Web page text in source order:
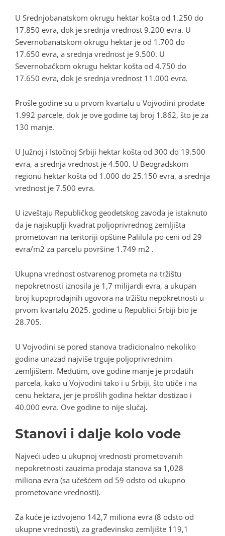
U Srednjobanatskom okrugu hektar košta od 1.250 do
17.850 evra, dok je srednja vrednost 9.200 evra. U
Severnobanatskom okrugu hektar je od 1.700 do
17.650 evra, a srednja vrednost je 9.500. U
Severnobačkom okrugu hektar košta od 4.750 do
17.650 evra, dok je srednja vrednost 11.000 evra.
Prošle godine su u prvom kvartalu u Vojvodini prodate
1.992 parcele, dok je ove godine taj broj 1.862, što je za
130 manje.
U Južnoj i Istočnoj Srbiji hektar košta od 300 do 19.500
evra, a srednja vrednost je 4.500. U Beogradskom
regionu hektar košta od 1.000 do 25.150 evra, a srednja
vrednost je 7.500 evra.
U izveštaju Republičkog geodetskog zavoda je istaknuto
da je najskuplji kvadrat poljoprivrednog zemljišta
prometovan na teritoriji opštine Palilula po ceni od 29
evra/m2 za parcelu površine 1.749 m2 .
Ukupna vrednost ostvarenog prometa na tržištu
nepokretnosti iznosila je 1,7 milijardi evra, a ukupan
broj kupoprodajnih ugovora na tržištu nepokretnosti u
prvom kvartalu 2025. godine u Republici Srbiji bio je
28.705.
U Vojvodini se pored stanova tradicionalno nekoliko
godina unazad najviše trguje poljoprivrednim
zemljištem. Međutim, ove godine manje je prodatih
parcela, kako u Vojvodini tako i u Srbiji, što utiče i na
cenu hektara, jer je prošlih godina hektar dostizao i
40.000 evra. Ove godine to nije slučaj.
Stanovi i dalje kolo vode
Najveći udeo u ukupnoj vrednosti prometovanih
nepokretnosti zauzima prodaja stanova sa 1,028
miliona evra (sa učešćem od 59 odsto od ukupno
prometovane vrednosti).
Za kuće je izdvojeno 142,7 miliona evra (8 odsto od
ukupne vrednosti), za građevinsko zemljište 119,1